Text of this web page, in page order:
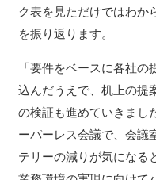
ク表を見ただけではわか
を振り返ります。
「要件をベースに各社
込んだうえで、机上の提
の検証も進めていきまし
ーパーレス会議で、会議
テリーの減りが気になる